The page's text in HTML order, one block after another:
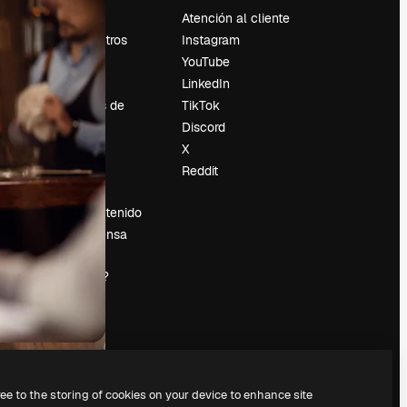
Precios
Sobre nosotros
Reviews
Empleo
Tendencias de
búsqueda
Blog
Eventos
Vender contenido
Sala de prensa
¿Buscas
magnific.ai?
Atención al cliente
Instagram
YouTube
LinkedIn
TikTok
Discord
X
Reddit
to the storing of cookies on your device to enhance site